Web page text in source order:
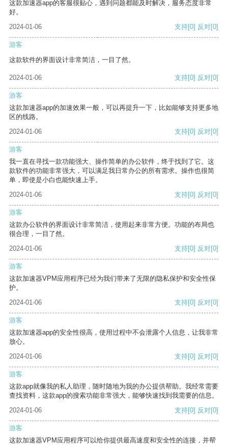
这款加速器app的客服很贴心，遇到问题都能及时解决，服务态度非常
好。
2024-01-06
支持[0] 反对[0]
游客
这款软件的界面设计非常简洁，一目了然。
2024-01-06 支持[0] 反对[0]
游客
这款加速器app的加速效果一般，可以再提升一下，比如能够支持更多地
区的线路。
2024-01-06
支持[0] 反对[0]
游客
我一直在寻找一款功能强大、操作简单的办公软件，终于找到了它。这
款软件的功能非常强大，可以满足我日常办公的所有需求。操作也很简
单，即使是小白也能快速上手。
2024-01-06
支持[0] 反对[0]
游客
这款办公软件的界面设计非常简洁，使用起来非常方便。功能的布局也
很合理，一目了然。
2024-01-06
支持[0] 反对[0]
游客
这款加速器VPM应用程序已经为我们带来了无限的隐私保护和安全性保
护。
2024-01-06
支持[0] 反对[0]
游客
这款加速器app的安全性很高，使用过程中不会泄露个人信息，让我非常
放心。
2024-01-06
支持[0] 反对[0]
游客
这款app就像我的私人助理，随时随地为我的办公提供帮助。我经常需要
查找资料，这款app的搜索功能非常强大，能够快速找到我需要的信息。
2024-01-06
支持[0] 反对[0]
游客
这款加速器VPM应用程序可以给你提供最高速度和安全性的连接，并帮